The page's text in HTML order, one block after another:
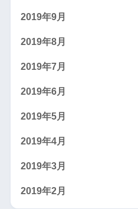
2019年9月
2019年8月
2019年7月
2019年6月
2019年5月
2019年4月
2019年3月
2019年2月